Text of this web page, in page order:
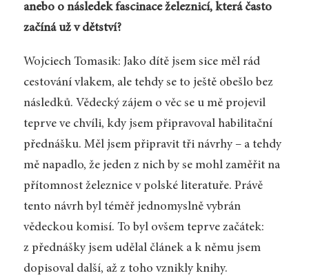
anebo o následek fascinace železnicí, která často
začíná už v dětství?
Wojciech Tomasik: Jako dítě jsem sice měl rád
cestování vlakem, ale tehdy se to ještě obešlo bez
následků. Vědecký zájem o věc se u mě projevil
teprve ve chvíli, kdy jsem připravoval habilitační
přednášku. Měl jsem připravit tři návrhy – a tehdy
mě napadlo, že jeden z nich by se mohl zaměřit na
přítomnost železnice v polské literatuře. Právě
tento návrh byl téměř jednomyslně vybrán
vědeckou komisí. To byl ovšem teprve začátek:
z přednášky jsem udělal článek a k němu jsem
dopisoval další, až z toho vznikly knihy.